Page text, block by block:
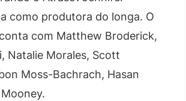
como produtora do longa. O
com Matthew Broderick,
Natalie Morales, Scott
Moss-Bachrach, Hasan